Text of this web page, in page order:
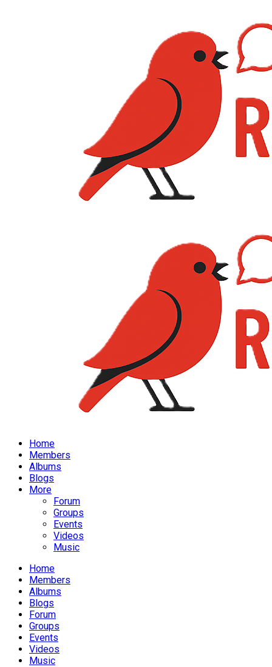
Home
Members
Albums
Blogs
More
Forum
Groups
Events
Videos
Music
Home
Members
Albums
Blogs
Forum
Groups
Events
Videos
Music